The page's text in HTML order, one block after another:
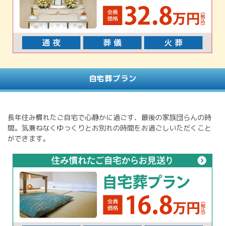
自宅葬プラン
長年住み慣れたご自宅で心静かに過ごす、最後の家族団らんの時
間。気兼ねなくゆっくりとお別れの時間をお過ごしいただくこと
ができます。